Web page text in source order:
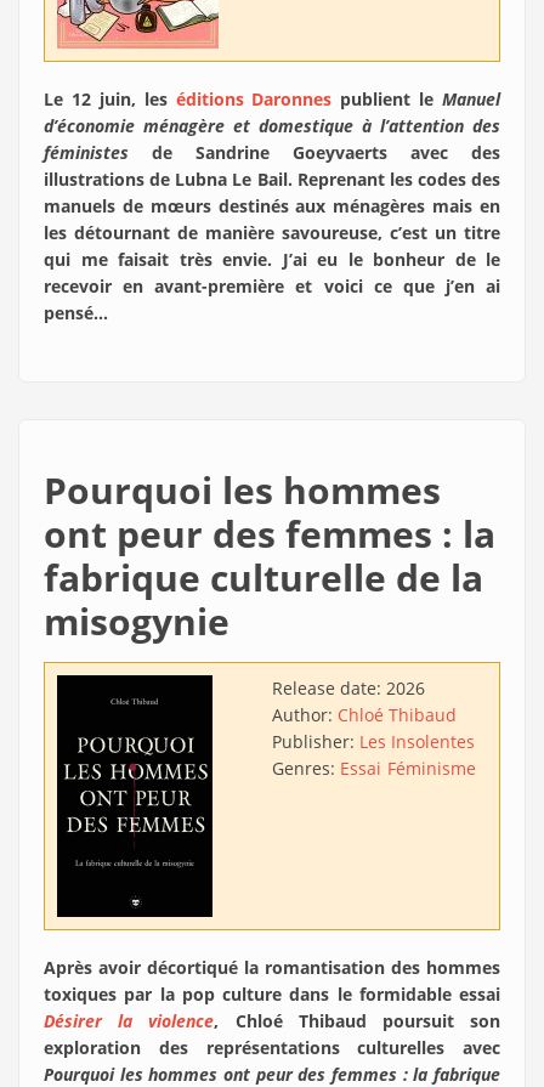
Le 12 juin, les éditions Daronnes publient le Manuel
d’économie ménagère et domestique à l’attention des
féministes de Sandrine Goeyvaerts avec des
illustrations de Lubna Le Bail. Reprenant les codes des
manuels de mœurs destinés aux ménagères mais en
les détournant de manière savoureuse, c’est un titre
qui me faisait très envie. J’ai eu le bonheur de le
recevoir en avant-première et voici ce que j’en ai
pensé…
Pourquoi les hommes
ont peur des femmes : la
fabrique culturelle de la
misogynie
Release date: 2026
Author: Chloé Thibaud
Publisher: Les Insolentes
Genres: Essai Féminisme
Après avoir décortiqué la romantisation des hommes
toxiques par la pop culture dans le formidable essai
Désirer la violence, Chloé Thibaud poursuit son
exploration des représentations culturelles avec
Pourquoi les hommes ont peur des femmes : la fabrique